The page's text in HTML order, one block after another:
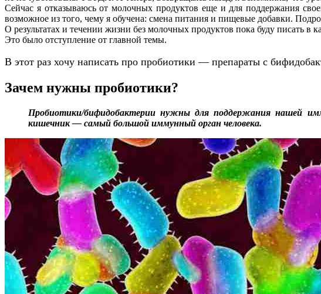
Сейчас я отказываюсь от молочных продуктов еще и для поддержания
возможное из того, чему я обучена: смена питания и пищевые добавки.
О результатах и течении жизни без молочных продуктов пока буду писать в
Это было отступление от главной темы.
В этот раз хочу написать про пробиотики — препараты с
Зачем нужны пробиотики?
Пробиотики/бифидобактерии нужны для поддержания нашей
кишечник — самый большой иммунный орган человека.